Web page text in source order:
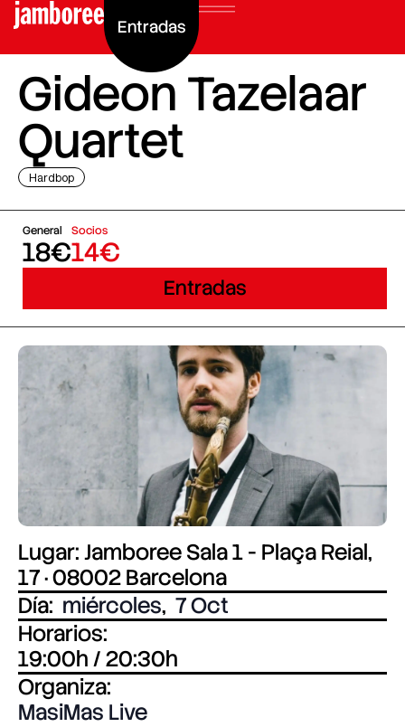
Entradas
Gideon Tazelaar
Quartet
Hardbop
General
18€
Socios
14€
Entradas
Lugar: Jamboree Sala 1 - Plaça Reial,
17 · 08002 Barcelona
Día: miércoles, 7 Oct
Horarios:
19:00h / 20:30h
Organiza:
MasiMas Live